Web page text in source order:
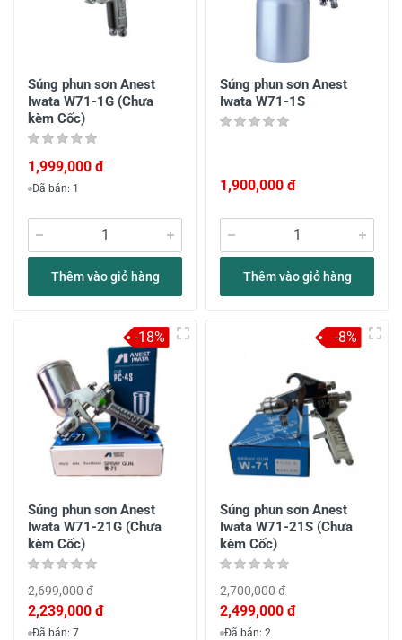
Súng phun sơn Anest
Iwata W71-1G (Chưa
kèm Cốc)
1,999,000 đ
Đã bán: 1
Thêm vào giỏ hàng
Súng phun sơn Anest
Iwata W71-1S
1,900,000 đ
Thêm vào giỏ hàng
Súng phun sơn Anest
Iwata W71-21G (Chưa
kèm Cốc)
2,699,000 đ
2,239,000 đ
Đã bán: 7
-18%
Súng phun sơn Anest
Iwata W71-21S (Chưa
kèm Cốc)
2,700,000 đ
2,499,000 đ
Đã bán: 2
-8%